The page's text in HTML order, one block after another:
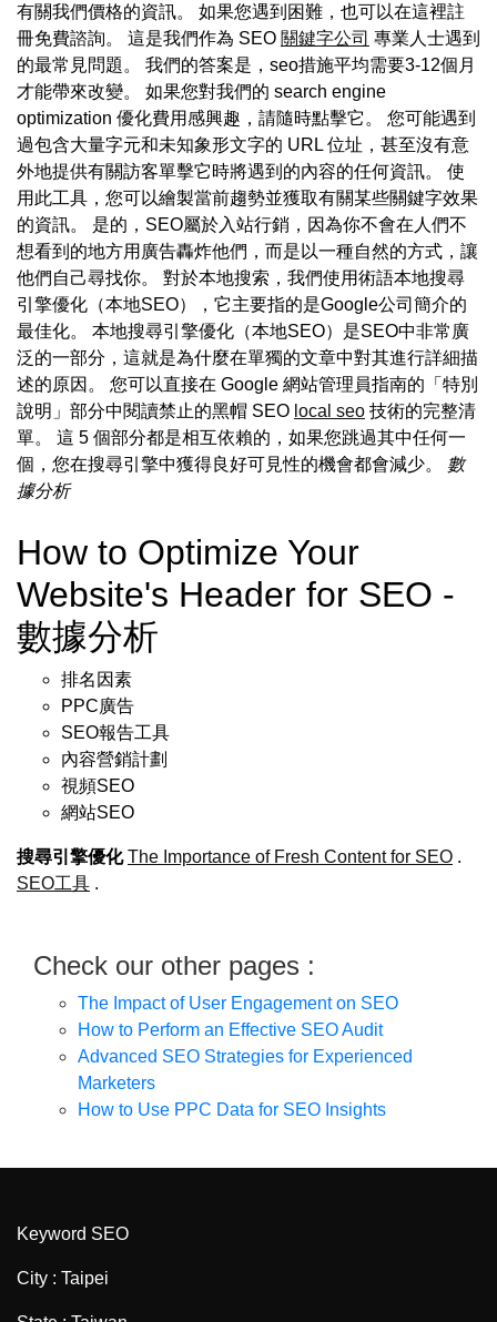
有關我們價格的資訊。 如果您遇到困難，也可以在這裡註
冊免費諮詢。 這是我們作為 SEO 關鍵字公司 專業人士遇到
的最常見問題。 我們的答案是，seo措施平均需要3-12個月
才能帶來改變。 如果您對我們的 search engine
optimization 優化費用感興趣，請隨時點擊它。 您可能遇到
過包含大量字元和未知象形文字的 URL 位址，甚至沒有意
外地提供有關訪客單擊它時將遇到的內容的任何資訊。 使
用此工具，您可以繪製當前趨勢並獲取有關某些關鍵字效果
的資訊。 是的，SEO屬於入站行銷，因為你不會在人們不
想看到的地方用廣告轟炸他們，而是以一種自然的方式，讓
他們自己尋找你。 對於本地搜索，我們使用術語本地搜尋
引擎優化（本地SEO），它主要指的是Google公司簡介的
最佳化。 本地搜尋引擎優化（本地SEO）是SEO中非常廣
泛的一部分，這就是為什麼在單獨的文章中對其進行詳細描
述的原因。 您可以直接在 Google 網站管理員指南的「特別
說明」部分中閱讀禁止的黑帽 SEO local seo 技術的完整清
單。 這 5 個部分都是相互依賴的，如果您跳過其中任何一
個，您在搜尋引擎中獲得良好可見性的機會都會減少。 數
據分析
How to Optimize Your
Website's Header for SEO -
數據分析
排名因素
PPC廣告
SEO報告工具
內容營銷計劃
視頻SEO
網站SEO
搜尋引擎優化 The Importance of Fresh Content for SEO .
SEO工具 .
Check our other pages :
The Impact of User Engagement on SEO
How to Perform an Effective SEO Audit
Advanced SEO Strategies for Experienced
Marketers
How to Use PPC Data for SEO Insights
Keyword SEO
City : Taipei